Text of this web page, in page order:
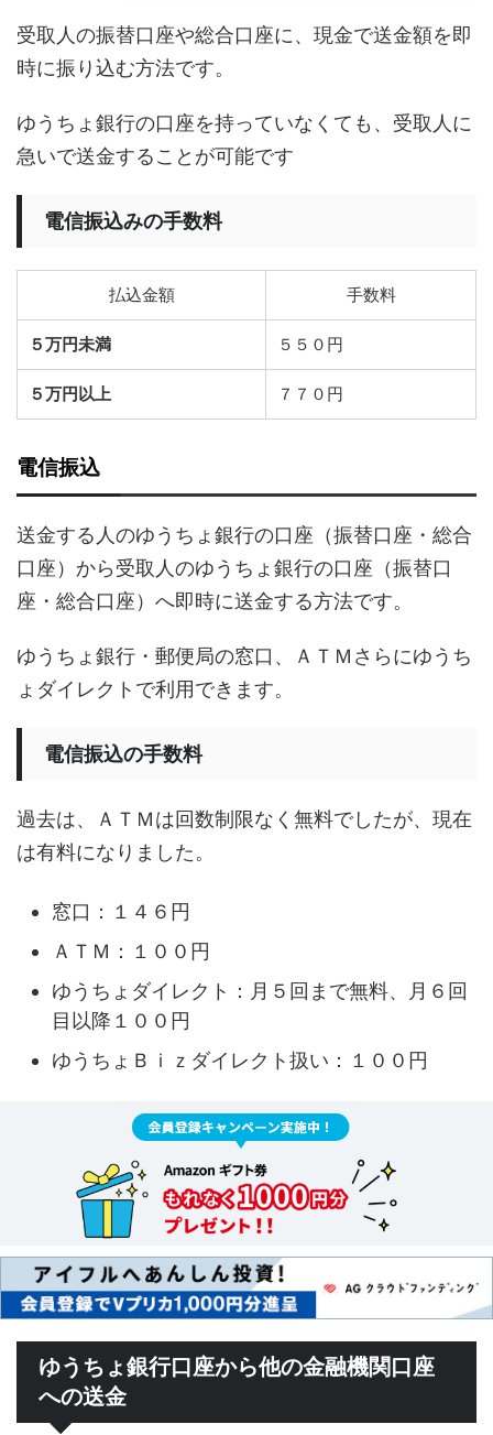
受取人の振替口座や総合口座に、現金で送金額を即
時に振り込む方法です。
ゆうちょ銀行の口座を持っていなくても、受取人に
急いで送金することが可能です
電信振込みの手数料
払込金額 手数料
５万円未満 ５５０円
５万円以上 ７７０円
電信振込
送金する人のゆうちょ銀行の口座（振替口座・総合
口座）から受取人のゆうちょ銀行の口座（振替口
座・総合口座）へ即時に送金する方法です。
ゆうちょ銀行・郵便局の窓口、ＡＴＭさらにゆうち
ょダイレクトで利用できます。
電信振込の手数料
過去は、ＡＴＭは回数制限なく無料でしたが、現在
は有料になりました。
窓口：１４６円
ＡＴＭ：１００円
ゆうちょダイレクト：月５回まで無料、月６回
目以降１００円
ゆうちょＢｉｚダイレクト扱い：１００円
ゆうちょ銀行口座から他の金融機関口座
への送金